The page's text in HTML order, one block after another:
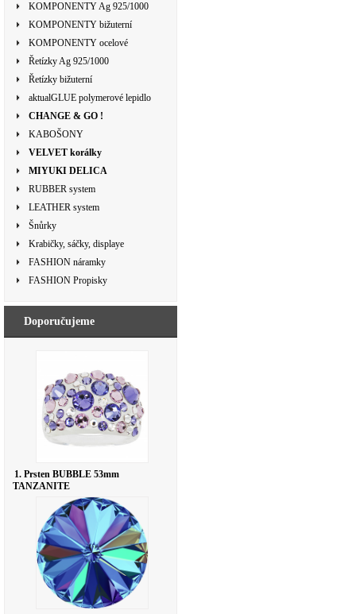
KOMPONENTY Ag 925/1000
KOMPONENTY bižuterní
KOMPONENTY ocelové
Řetízky Ag 925/1000
Řetízky bižuterní
aktualGLUE polymerové lepidlo
CHANGE & GO !
KABOŠONY
VELVET korálky
MIYUKI DELICA
RUBBER system
LEATHER system
Šnůrky
Krabičky, sáčky, displaye
FASHION náramky
FASHION Propisky
Doporučujeme
1. Prsten BUBBLE 53mm
TANZANITE